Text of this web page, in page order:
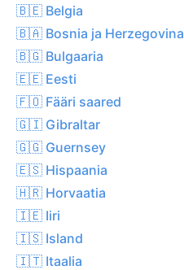
🇧🇪 Belgia
🇧🇦 Bosnia ja Herzegovina
🇧🇬 Bulgaaria
🇪🇪 Eesti
🇫🇴 Fääri saared
🇬🇮 Gibraltar
🇬🇬 Guernsey
🇪🇸 Hispaania
🇭🇷 Horvaatia
🇮🇪 Iiri
🇮🇸 Island
🇮🇹 Itaalia